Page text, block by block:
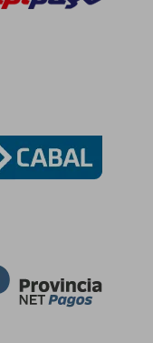
10%
dcto.